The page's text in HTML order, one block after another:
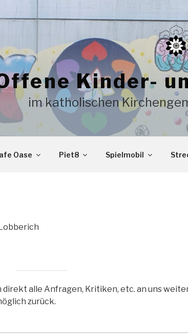
Kinder-
im katholischen
Oase Piet8 Spielmobil
alle Anfragen, Kritiken, etc. an uns
zurück.